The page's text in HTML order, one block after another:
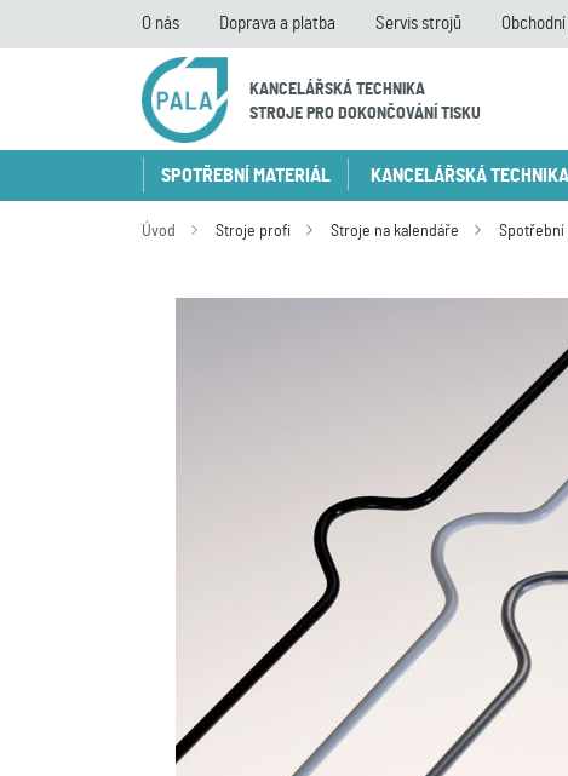
O nás Doprava a platba Servis strojů
KANCELÁŘSKÁ TECHNIKA
STROJE PRO DOKONČOVÁNÍ TISKU
SPOTŘEBNÍ MATERIÁL KANCELÁŘSKÁ TECHNIKA
Úvod Stroje profi Stroje na kalendáře Spotřební